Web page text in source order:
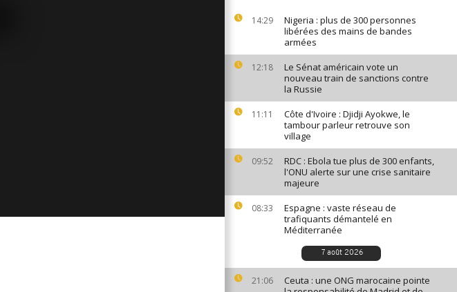
14:29
Nigeria : plus de 300 personnes
libérées des mains de bandes
armées
12:18
Le Sénat américain vote un
nouveau train de sanctions contre
la Russie
11:11
Côte d'Ivoire : Djidji Ayokwe, le
tambour parleur retrouve son
village
09:52
RDC : Ebola tue plus de 300 enfants,
l'ONU alerte sur une crise sanitaire
majeure
08:33
Espagne : vaste réseau de
trafiquants démantelé en
Méditerranée
7 août 2026
21:06
Ceuta : une ONG marocaine pointe